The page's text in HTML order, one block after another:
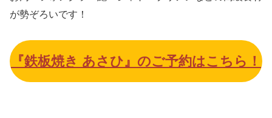
が勢ぞろいです！
『鉄板焼き あさひ』のご予約はこちら！